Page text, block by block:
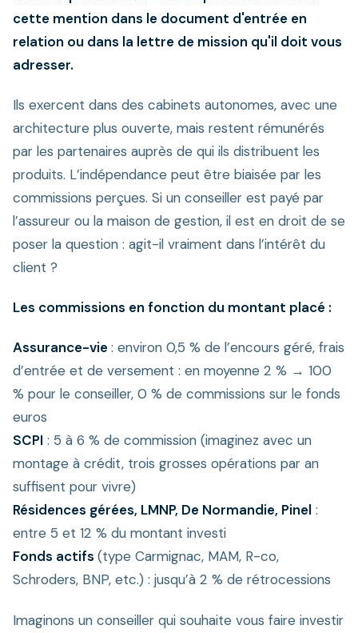
cette mention dans le document d'entrée en
relation ou dans la lettre de mission qu'il doit vous
adresser.
Ils exercent dans des cabinets autonomes, avec une
architecture plus ouverte, mais restent rémunérés
par les partenaires auprès de qui ils distribuent les
produits. L’indépendance peut être biaisée par les
commissions perçues. Si un conseiller est payé par
l’assureur ou la maison de gestion, il est en droit de se
poser la question : agit-il vraiment dans l’intérêt du
client ?
Les commissions en fonction du montant placé :
Assurance-vie : environ 0,5 % de l’encours géré, frais
d’entrée et de versement : en moyenne 2 % → 100
% pour le conseiller, 0 % de commissions sur le fonds
euros
SCPI : 5 à 6 % de commission (imaginez avec un
montage à crédit, trois grosses opérations par an
suffisent pour vivre)
Résidences gérées, LMNP, De Normandie, Pinel :
entre 5 et 12 % du montant investi
Fonds actifs (type Carmignac, MAM, R-co,
Schroders, BNP, etc.) : jusqu’à 2 % de rétrocessions
Imaginons un conseiller qui souhaite vous faire investir